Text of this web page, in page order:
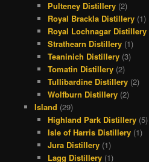
Pulteney Distillery (2)
Royal Brackla Distillery (1)
Royal Lochnagar Distillery
Strathearn Distillery (1)
Teaninich Distillery (3)
Tomatin Distillery (2)
Tullibardine Distillery (2)
Wolfburn Distillery (2)
Island (29)
Highland Park Distillery (5)
Isle of Harris Distillery (1)
Jura Distillery (1)
Lagg Distillery (1)